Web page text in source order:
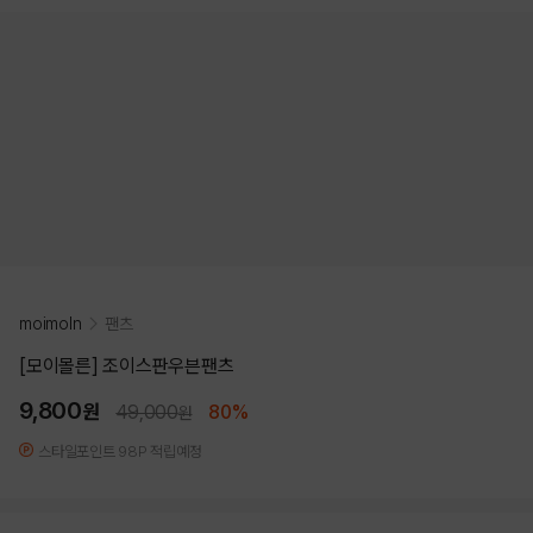
moimoln 팬츠
[모이몰른] 조이스판우븐팬츠
9,800원 49,000원 80%
스타일포인트 98P 적립예정